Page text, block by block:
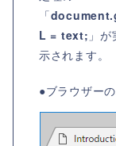
「
L = text; 」
示されます。
●ブラウザー